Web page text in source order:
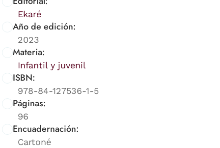
Ekaré
Año de edición:
2023
Materia:
Infantil y juvenil
ISBN:
978-84-127536-1-5
Páginas:
96
Encuadernación:
Cartoné